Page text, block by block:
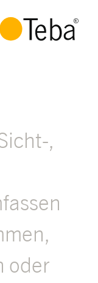
,
oder